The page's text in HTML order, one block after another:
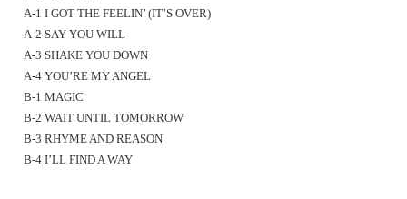
A-1 I GOT THE FEELIN’ (IT’S OVER)
A-2 SAY YOU WILL
A-3 SHAKE YOU DOWN
A-4 YOU’RE MY ANGEL
B-1 MAGIC
B-2 WAIT UNTIL TOMORROW
B-3 RHYME AND REASON
B-4 I’LL FIND A WAY